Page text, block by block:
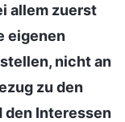
allem zuerst
eigenen
nicht an
zu den
den Interessen